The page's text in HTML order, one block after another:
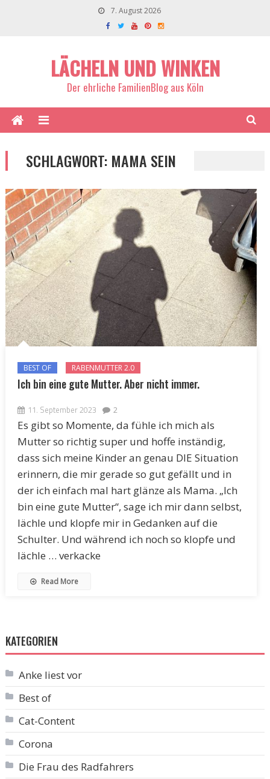
7. August 2026
LÄCHELN UND WINKEN
Der ehrliche FamilienBlog aus Köln
SCHLAGWORT: MAMA SEIN
BEST OF RABENMUTTER 2.0
Ich bin eine gute Mutter. Aber nicht immer.
11. September 2023 2
Es gibt so Momente, da fühle ich mich als
Mutter so richtig super und hoffe inständig,
dass sich meine Kinder an genau DIE Situation
erinnern, die mir gerade so gut gefällt und in
der ich einfach mal hart glänze als Mama. „Ich
bin eine gute Mutter“, sage ich mir dann selbst,
lächle und klopfe mir in Gedanken auf die
Schulter. Und während ich noch so klopfe und
lächle … verkacke
Read More
KATEGORIEN
Anke liest vor
Best of
Cat-Content
Corona
Die Frau des Radfahrers